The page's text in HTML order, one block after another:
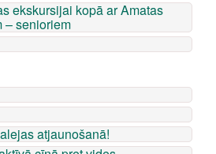
ekskursijai kopā ar Amatas
– senioriem
atjaunošanā!